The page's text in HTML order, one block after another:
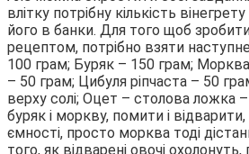
влітку потрібну кількість
його в банки. Для того щоб
рецептом, потрібно взяти
100 грам; Буряк – 150 грам;
– 50 грам; Цибуля ріпчаста – 50
верху солі; Оцет – столова ложка
буряк і моркву, помити і
ємності, просто морква тоді
того, як відварені овочі охолонуть,